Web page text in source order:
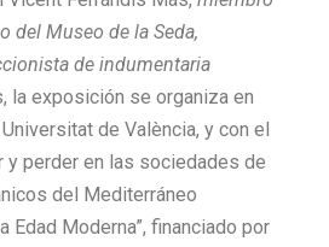
del Museo de la Seda,
de indumentaria
la exposición se organiza en
de València, y con el
y perder en las sociedades de
del Mediterráneo
Edad Moderna”, financiado por